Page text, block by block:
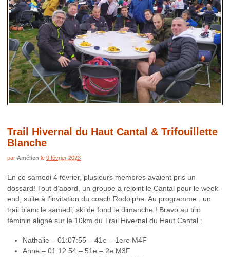
Trail Hivernal du Haut Cantal & Trifouillette
Blanche
par Amélien le 9 février 2023
En ce samedi 4 février, plusieurs membres avaient pris un
dossard! Tout d’abord, un groupe a rejoint le Cantal pour le week-
end, suite à l’invitation du coach Rodolphe. Au programme : un
trail blanc le samedi, ski de fond le dimanche ! Bravo au trio
féminin aligné sur le 10km du Trail Hivernal du Haut Cantal :
Nathalie – 01:07:55 – 41e – 1ere M4F
Anne – 01:12:54 – 51e – 2e M3F